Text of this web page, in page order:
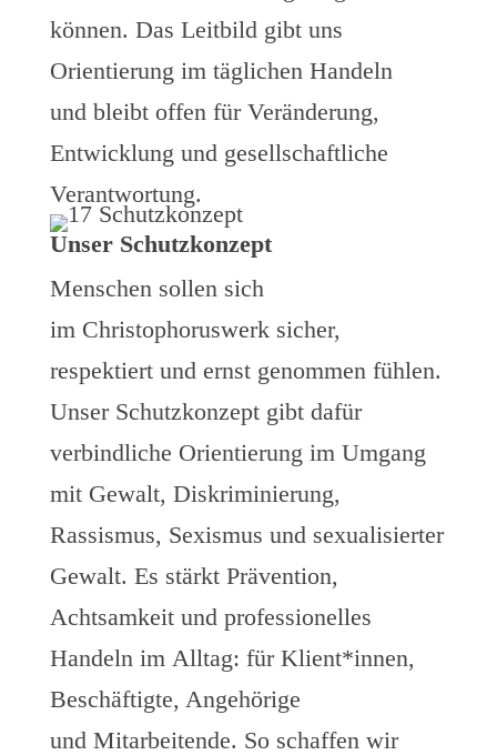
können. Das Leitbild gibt uns
Orientierung im täglichen Handeln
und bleibt offen für Veränderung,
Entwicklung und gesellschaftliche
Verantwortung.
Unser Schutzkonzept
Menschen sollen sich
im Christophoruswerk sicher,
respektiert und ernst genommen fühlen.
Unser Schutzkonzept gibt dafür
verbindliche Orientierung im Umgang
mit Gewalt, Diskriminierung,
Rassismus, Sexismus und sexualisierter
Gewalt. Es stärkt Prävention,
Achtsamkeit und professionelles
Handeln im Alltag: für Klient*innen,
Beschäftigte, Angehörige
und Mitarbeitende. So schaffen wir